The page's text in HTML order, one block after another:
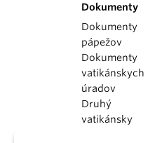
Dokumenty
Dokumenty
pápežov
Dokumenty
vatikánskych
úradov
Druhý
vatikánsky